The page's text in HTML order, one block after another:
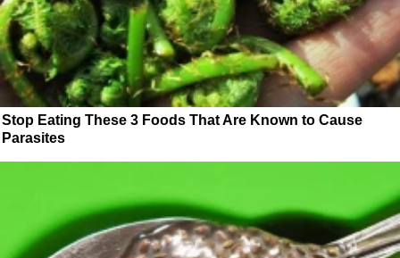
Stop Eating These 3 Foods That Are Known to Cause
Parasites